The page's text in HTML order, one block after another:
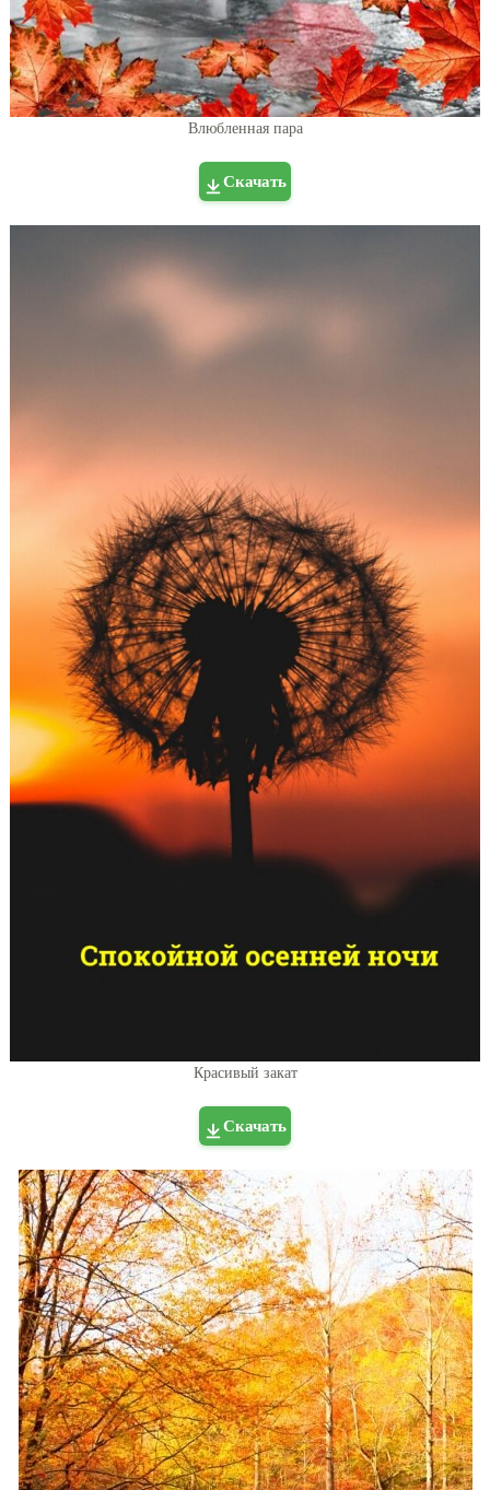
Влюбленная пара
Скачать
Красивый закат
Скачать